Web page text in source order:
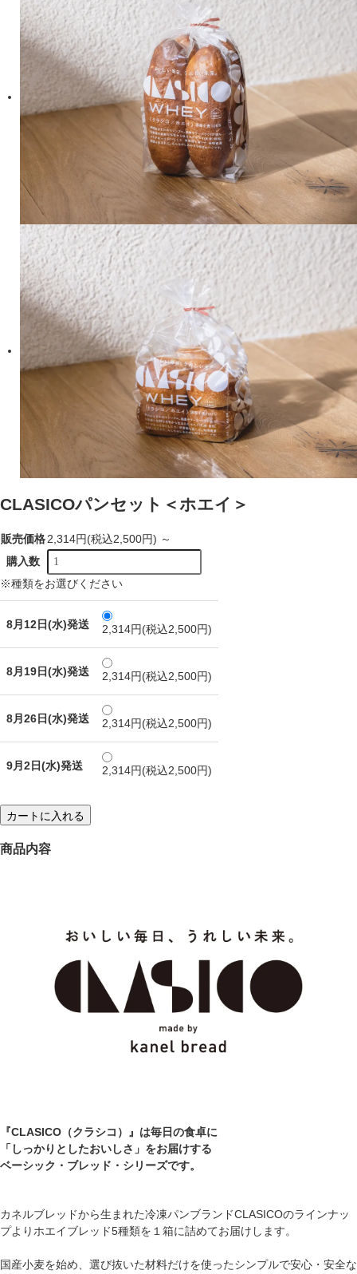
CLASICOパンセット＜ホエイ＞
販売価格2,314円(税込2,500円) ～
購入数
※種類をお選びください
8月12日(水)発送 2,314円(税込2,500円)
8月19日(水)発送 2,314円(税込2,500円)
8月26日(水)発送 2,314円(税込2,500円)
9月2日(水)発送 2,314円(税込2,500円)
商品内容
『CLASICO（クラシコ）』は毎日の食卓に
「しっかりとしたおいしさ」をお届けする
ベーシック・ブレッド・シリーズです。
カネルブレッドから生まれた冷凍パンブランドCLASICOのラインナッ
プよりホエイブレッド5種類を１箱に詰めてお届けします。
国産小麦を始め、選び抜いた材料だけを使ったシンプルで安心・安全な